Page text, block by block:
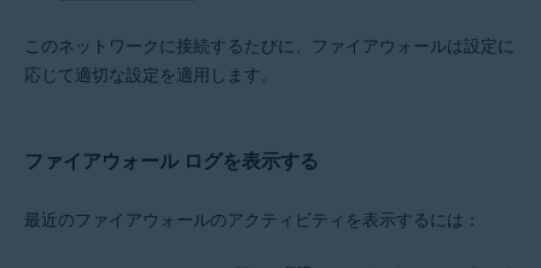
このネットワークに接続するたびに、ファイアウォールは設定に
応じて適切な設定を適用します。
ファイアウォール ログを表示する
最近のファイアウォールのアクティビティを表示するには：